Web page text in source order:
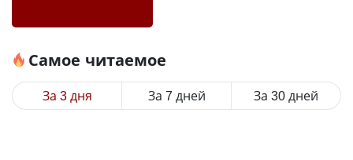
Самое читаемое
За 3 дня За 7 дней За 30 дней